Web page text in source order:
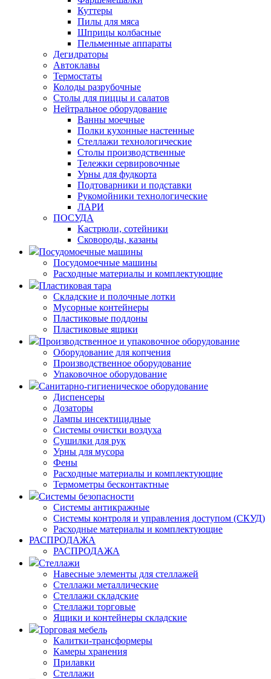
Куттеры
Пилы для мяса
Шприцы колбасные
Пельменные аппараты
Дегидраторы
Автоклавы
Термостаты
Колоды разрубочные
Столы для пиццы и салатов
Нейтральное оборудование
Ванны моечные
Полки кухонные настенные
Стеллажи технологические
Столы производственные
Тележки сервировочные
Урны для фудкорта
Подтоварники и подставки
Рукомойники технологические
ЛАРИ
ПОСУДА
Кастрюли, сотейники
Сковороды, казаны
Посудомоечные машины
Посудомоечные машины
Расходные материалы и комплектующие
Пластиковая тара
Складские и полочные лотки
Мусорные контейнеры
Пластиковые поддоны
Пластиковые ящики
Производственное и упаковочное оборудование
Оборудование для копчения
Производственное оборудование
Упаковочное оборудование
Санитарно-гигиеническое оборудование
Диспенсеры
Дозаторы
Лампы инсектицидные
Системы очистки воздуха
Сушилки для рук
Урны для мусора
Фены
Расходные материалы и комплектующие
Термометры бесконтактные
Системы безопасности
Системы антикражные
Системы контроля и управления доступом (СКУД)
Расходные материалы и комплектующие
РАСПРОДАЖА
РАСПРОДАЖА
Стеллажи
Навесные элементы для стеллажей
Стеллажи металлические
Стеллажи складские
Стеллажи торговые
Ящики и контейнеры складские
Торговая мебель
Калитки-трансформеры
Камеры хранения
Прилавки
Стеллажи